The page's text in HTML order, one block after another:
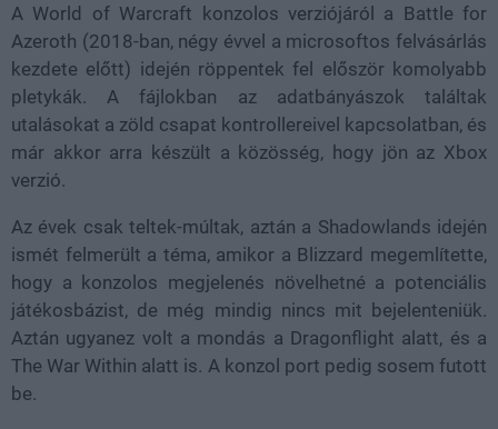
A World of Warcraft konzolos verziójáról a Battle for
Azeroth (2018-ban, négy évvel a microsoftos felvásárlás
kezdete előtt) idején röppentek fel először komolyabb
pletykák. A fájlokban az adatbányászok találtak
utalásokat a zöld csapat kontrollereivel kapcsolatban, és
már akkor arra készült a közösség, hogy jön az Xbox
verzió.
Az évek csak teltek-múltak, aztán a Shadowlands idején
ismét felmerült a téma, amikor a Blizzard megemlítette,
hogy a konzolos megjelenés növelhetné a potenciális
játékosbázist, de még mindig nincs mit bejelenteniük.
Aztán ugyanez volt a mondás a Dragonflight alatt, és a
The War Within alatt is. A konzol port pedig sosem futott
be.